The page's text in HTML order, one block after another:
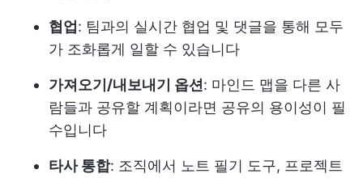
협업: 팀과의 실시간 협업 및 댓글을 통해 모두
가 조화롭게 일할 수 있습니다
가져오기/내보내기 옵션: 마인드 맵을 다른 사
람들과 공유할 계획이라면 공유의 용이성이 필
수입니다
타사 통합: 조직에서 노트 필기 도구, 프로젝트